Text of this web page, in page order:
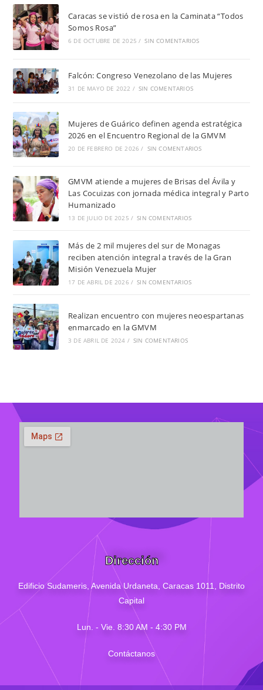
Caracas se vistió de rosa en la Caminata “Todos
Somos Rosa”
6 DE OCTUBRE DE 2025 / SIN COMENTARIOS
Falcón: Congreso Venezolano de las Mujeres
31 DE MAYO DE 2022 / SIN COMENTARIOS
Mujeres de Guárico definen agenda estratégica
2026 en el Encuentro Regional de la GMVM
20 DE FEBRERO DE 2026 / SIN COMENTARIOS
GMVM atiende a mujeres de Brisas del Ávila y
Las Cocuizas con jornada médica integral y Parto
Humanizado
13 DE JULIO DE 2025 / SIN COMENTARIOS
Más de 2 mil mujeres del sur de Monagas
reciben atención integral a través de la Gran
Misión Venezuela Mujer
17 DE ABRIL DE 2026 / SIN COMENTARIOS
Realizan encuentro con mujeres neoespartanas
enmarcado en la GMVM
3 DE ABRIL DE 2024 / SIN COMENTARIOS
Dirección
Edificio Sudameris, Avenida Urdaneta, Caracas 1011, Distrito
Capital
Lun. - Vie. 8:30 AM - 4:30 PM
Contáctanos